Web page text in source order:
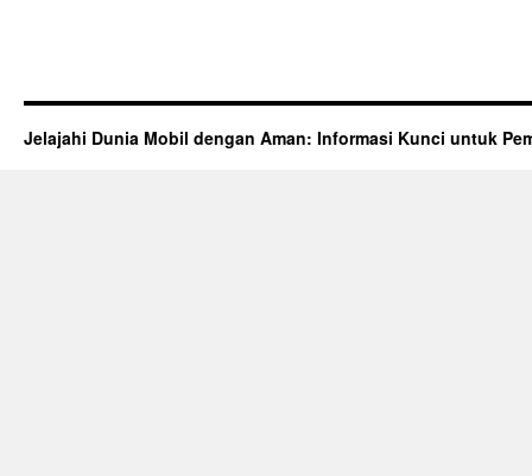
Jelajahi Dunia Mobil dengan Aman: Informasi Kunci untuk